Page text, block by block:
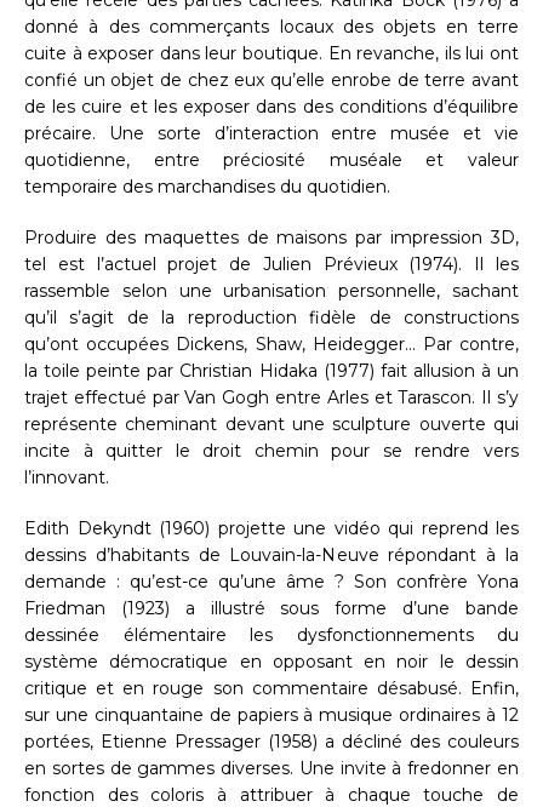
donné à des commerçants locaux des objets en terre
cuite à exposer dans leur boutique. En revanche, ils lui ont
confié un objet de chez eux qu’elle enrobe de terre avant
de les cuire et les exposer dans des conditions d’équilibre
précaire. Une sorte d’interaction entre musée et vie
quotidienne, entre préciosité muséale et valeur
temporaire des marchandises du quotidien.
Produire des maquettes de maisons par impression 3D,
tel est l’actuel projet de Julien Prévieux (1974). Il les
rassemble selon une urbanisation personnelle, sachant
qu’il s’agit de la reproduction fidèle de constructions
qu’ont occupées Dickens, Shaw, Heidegger… Par contre,
la toile peinte par Christian Hidaka (1977) fait allusion à un
trajet effectué par Van Gogh entre Arles et Tarascon. Il s’y
représente cheminant devant une sculpture ouverte qui
incite à quitter le droit chemin pour se rendre vers
l’innovant.
Edith Dekyndt (1960) projette une vidéo qui reprend les
dessins d’habitants de Louvain-la-Neuve répondant à la
demande : qu’est-ce qu’une âme ? Son confrère Yona
Friedman (1923) a illustré sous forme d’une bande
dessinée élémentaire les dysfonctionnements du
système démocratique en opposant en noir le dessin
critique et en rouge son commentaire désabusé. Enfin,
sur une cinquantaine de papiers à musique ordinaires à 12
portées, Etienne Pressager (1958) a décliné des couleurs
en sortes de gammes diverses. Une invite à fredonner en
fonction des coloris à attribuer à chaque touche de